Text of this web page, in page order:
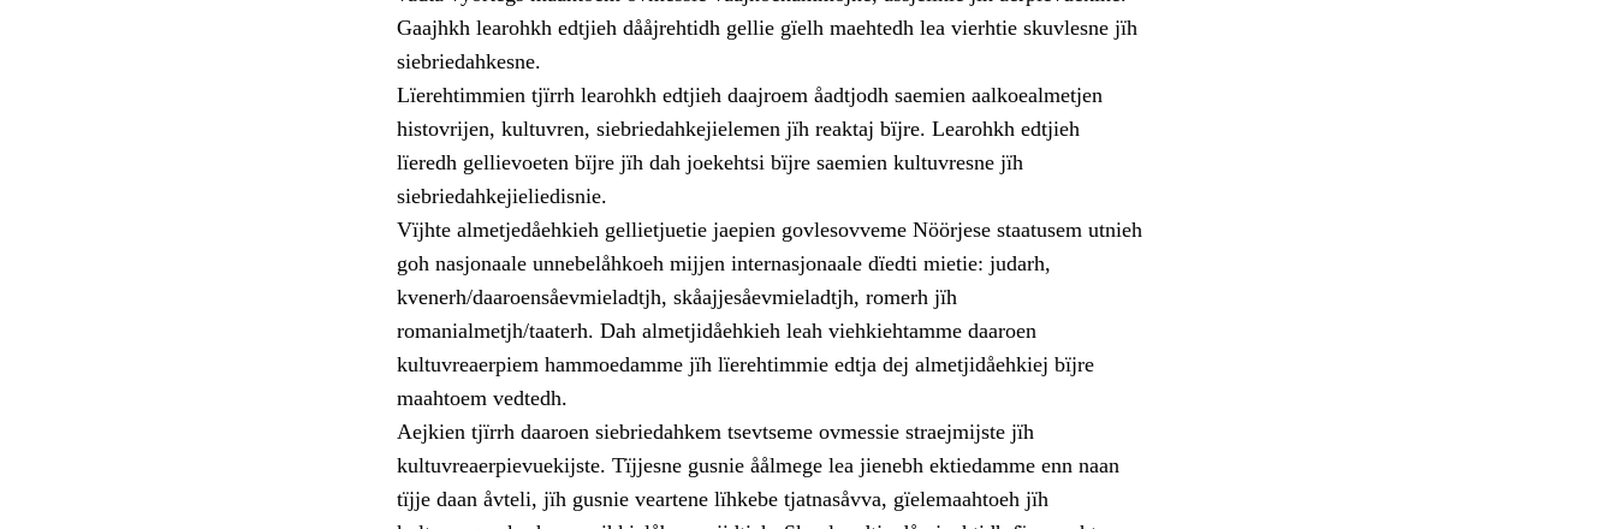
Gaajhkh learohkh edtjieh dååjrehtidh gellie gïelh maehtedh lea vierhtie skuvlesne jïh
siebriedahkesne.
Lïerehtimmien tjïrrh learohkh edtjieh daajroem åadtjodh saemien aalkoealmetjen
histovrijen, kultuvren, siebriedahkejielemen jïh reaktaj bïjre. Learohkh edtjieh
lïeredh gellievoeten bïjre jïh dah joekehtsi bïjre saemien kultuvresne jïh
siebriedahkejieliedisnie.
Vïjhte almetjedåehkieh gellietjuetie jaepien govlesovveme Nöörjese staatusem utnieh
goh nasjonaale unnebelåhkoeh mijjen internasjonaale dïedti mietie: judarh,
kvenerh/daaroensåevmieladtjh, skåajjesåevmieladtjh, romerh jïh
romanialmetjh/taaterh. Dah almetjidåehkieh leah viehkiehtamme daaroen
kultuvreaerpiem hammoedamme jïh lïerehtimmie edtja dej almetjidåehkiej bïjre
maahtoem vedtedh.
Aejkien tjïrrh daaroen siebriedahkem tsevtseme ovmessie straejmijste jïh
kultuvreaerpievuekijste. Tïjjesne gusnie åålmege lea jienebh ektiedamme enn naan
tïjje daan åvteli, jïh gusnie veartene lïhkebe tjatnasåvva, gïelemaahtoeh jïh